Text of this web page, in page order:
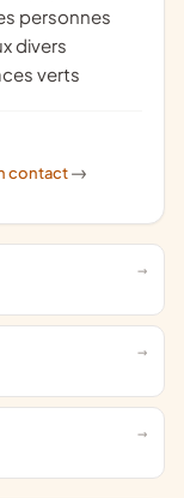
personnes
divers
verts
contact ->